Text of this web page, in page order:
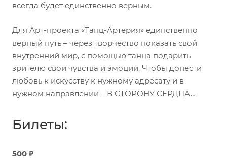
всегда будет единственно верным.
Для Арт-проекта «Танц-Артерия» единственно
верный путь – через творчество показать свой
внутренний мир, с помощью танца подарить
зрителю свои чувства и эмоции. Чтобы донести
любовь к искусству к нужному адресату и в
нужном направлении – В СТОРОНУ СЕРДЦА…
Билеты:
500 ₽